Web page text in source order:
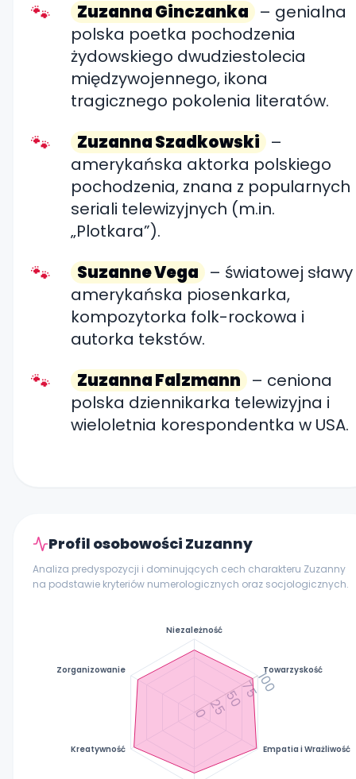
Zuzanna Ginczanka – genialna
polska poetka pochodzenia
żydowskiego dwudziestolecia
międzywojennego, ikona
tragicznego pokolenia literatów.
Zuzanna Szadkowski –
amerykańska aktorka polskiego
pochodzenia, znana z popularnych
seriali telewizyjnych (m.in.
„Plotkara”).
Suzanne Vega – światowej sławy
amerykańska piosenkarka,
kompozytorka folk-rockowa i
autorka tekstów.
Zuzanna Falzmann – ceniona
polska dziennikarka telewizyjna i
wieloletnia korespondentka w USA.
Profil osobowości Zuzanny
Analiza predyspozycji i dominujących cech charakteru Zuzanny
na podstawie kryteriów numerologicznych oraz socjologicznych.
Niezależność
Towarzyskość
Empatia i Wrażliwość
Kreatywność
Zorganizowanie
0255075100